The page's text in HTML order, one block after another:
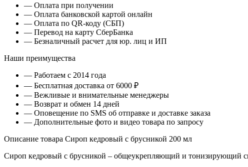
— Оплата при получении
— Оплата банковской картой онлайн
— Оплата по QR-коду (СБП)
— Перевод на карту СберБанка
— Безналичный расчет для юр. лиц и ИП
Наши преимущества
— Работаем с 2014 года
— Бесплатная доставка от 6000 ₽
— Вежливые и внимательные менеджеры
— Возврат и обмен 14 дней
— Оповещение по SMS об отправке и доставке заказа
— Дополнительные фото и видео товара по запросу
Описание товара Сироп кедровый с брусникой 200 мл
Сироп кедровый с брусникой – общеукрепляющий и тонизирующий